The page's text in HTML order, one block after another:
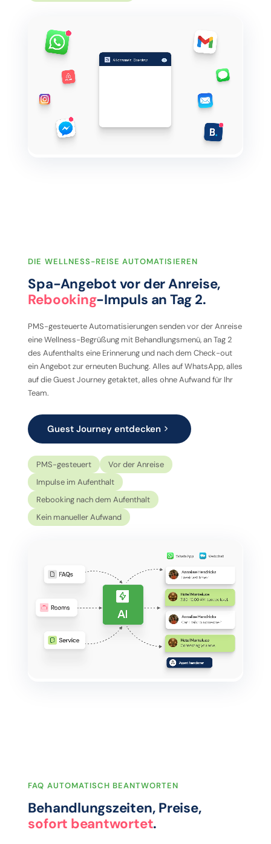
DIE WELLNESS-REISE AUTOMATISIEREN
Spa-Angebot vor der Anreise,
Rebooking-Impuls an Tag 2.
PMS-gesteuerte Automatisierungen senden vor der Anreise
eine Wellness-Begrüßung mit Behandlungsmenü, an Tag 2
des Aufenthalts eine Erinnerung und nach dem Check-out
ein Angebot zur erneuten Buchung. Alles auf WhatsApp, alles
auf die Guest Journey getaktet, alles ohne Aufwand für Ihr
Team.
Guest Journey entdecken
PMS-gesteuert
Vor der Anreise
Impulse im Aufenthalt
Rebooking nach dem Aufenthalt
Kein manueller Aufwand
FAQ AUTOMATISCH BEANTWORTEN
Behandlungszeiten, Preise,
sofort beantwortet.